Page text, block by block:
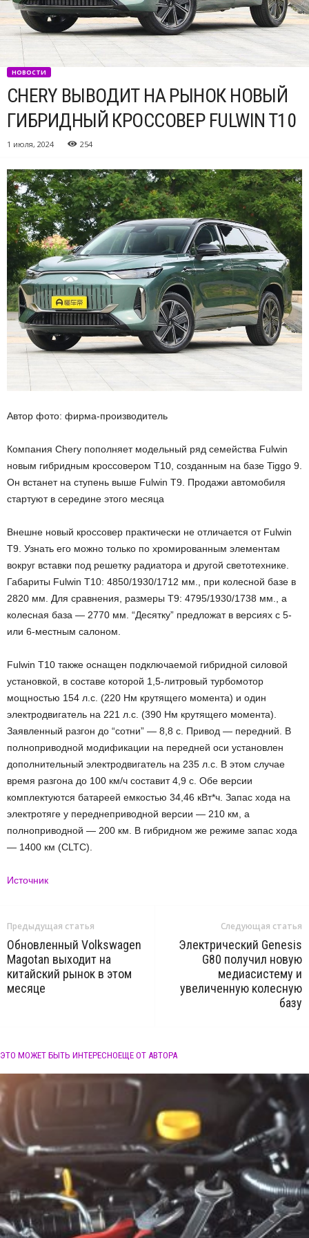
НОВОСТИ
CHERY ВЫВОДИТ НА РЫНОК НОВЫЙ
ГИБРИДНЫЙ КРОССОВЕР FULWIN T10
1 июля, 2024 254
Автор фото: фирма-производитель
Компания Chery пополняет модельный ряд семейства Fulwin
новым гибридным кроссовером T10, созданным на базе Tiggo 9.
Он встанет на ступень выше Fulwin T9. Продажи автомобиля
стартуют в середине этого месяца
Внешне новый кроссовер практически не отличается от Fulwin
T9. Узнать его можно только по хромированным элементам
вокруг вставки под решетку радиатора и другой светотехнике.
Габариты Fulwin T10: 4850/1930/1712 мм., при колесной базе в
2820 мм. Для сравнения, размеры T9: 4795/1930/1738 мм., а
колесная база — 2770 мм. “Десятку” предложат в версиях с 5-
или 6-местным салоном.
Fulwin T10 также оснащен подключаемой гибридной силовой
установкой, в составе которой 1,5-литровый турбомотор
мощностью 154 л.с. (220 Нм крутящего момента) и один
электродвигатель на 221 л.с. (390 Нм крутящего момента).
Заявленный разгон до “сотни” — 8,8 с. Привод — передний. В
полноприводной модификации на передней оси установлен
дополнительный электродвигатель на 235 л.с. В этом случае
время разгона до 100 км/ч составит 4,9 с. Обе версии
комплектуются батареей емкостью 34,46 кВт*ч. Запас хода на
электротяге у переднеприводной версии — 210 км, а
полноприводной — 200 км. В гибридном же режиме запас хода
— 1400 км (CLTC).
Источник
Предыдущая статья
Обновленный Volkswagen
Magotan выходит на
китайский рынок в этом
месяце
Следующая статья
Электрический Genesis
G80 получил новую
медиасистему и
увеличенную колесную
базу
ЭТО МОЖЕТ БЫТЬ ИНТЕРЕСНОЕЩЕ ОТ АВТОРА